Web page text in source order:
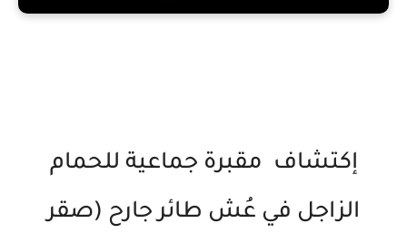
إكتشاف مقبرة جماعية للحمام
الزاجل في عُش طائر جارح (صقر